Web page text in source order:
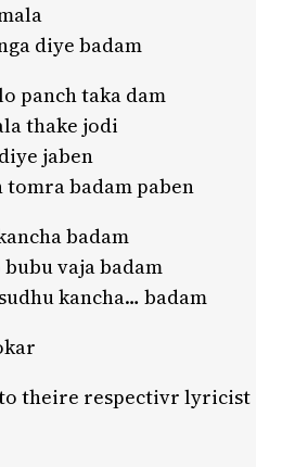
diye badam
panch taka dam
thake jodi
jaben
tomra badam paben
badam
vaja badam
kancha… badam
theire respectivr lyricist